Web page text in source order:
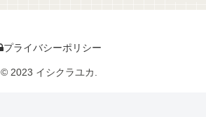
プライバシーポリシー
© 2023 イシクラユカ.